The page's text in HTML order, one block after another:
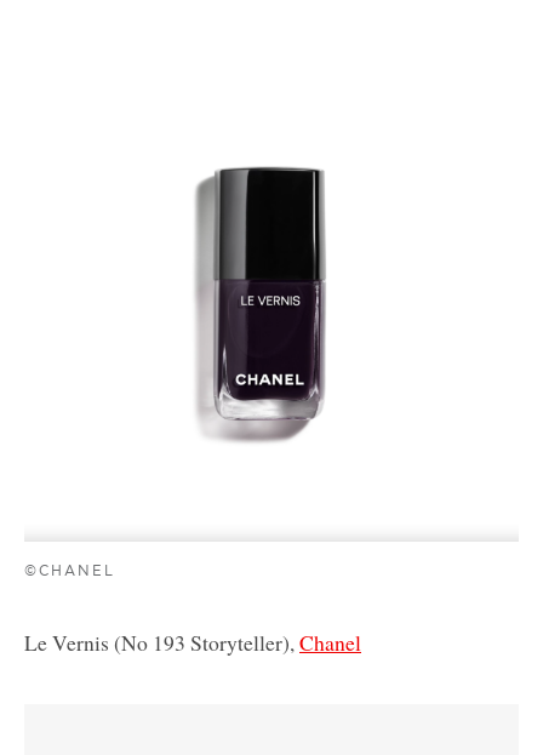
©CHANEL
Le Vernis (No 193 Storyteller), Chanel